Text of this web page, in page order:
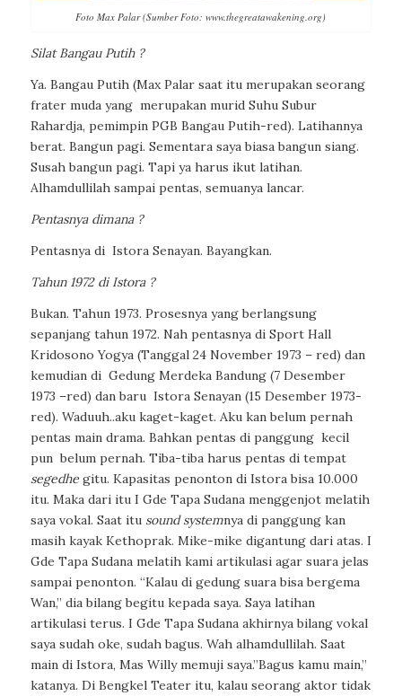
Foto Max Palar (Sumber Foto: www.thegreatawakening.org)
Silat Bangau Putih ?
Ya. Bangau Putih (Max Palar saat itu merupakan seorang
frater muda yang merupakan murid Suhu Subur
Rahardja, pemimpin PGB Bangau Putih-red). Latihannya
berat. Bangun pagi. Sementara saya biasa bangun siang.
Susah bangun pagi. Tapi ya harus ikut latihan.
Alhamdullilah sampai pentas, semuanya lancar.
Pentasnya dimana ?
Pentasnya di Istora Senayan. Bayangkan.
Tahun 1972 di Istora ?
Bukan. Tahun 1973. Prosesnya yang berlangsung
sepanjang tahun 1972. Nah pentasnya di Sport Hall
Kridosono Yogya (Tanggal 24 November 1973 – red) dan
kemudian di Gedung Merdeka Bandung (7 Desember
1973 –red) dan baru Istora Senayan (15 Desember 1973-
red). Waduuh..aku kaget-kaget. Aku kan belum pernah
pentas main drama. Bahkan pentas di panggung kecil
pun belum pernah. Tiba-tiba harus pentas di tempat
segedhegitu. Kapasitas penonton di Istora bisa 10.000
itu. Maka dari itu I Gde Tapa Sudana menggenjot melatih
saya vokal. Saat itu sound systemnya di panggung kan
masih kayak Kethoprak. Mike-mike digantung dari atas. I
Gde Tapa Sudana melatih kami artikulasi agar suara jelas
sampai penonton. “Kalau di gedung suara bisa bergema
Wan,” dia bilang begitu kepada saya. Saya latihan
artikulasi terus. I Gde Tapa Sudana akhirnya bilang vokal
saya sudah oke, sudah bagus. Wah alhamdullilah. Saat
main di Istora, Mas Willy memuji saya.”Bagus kamu main,”
katanya. Di Bengkel Teater itu, kalau seorang aktor tidak